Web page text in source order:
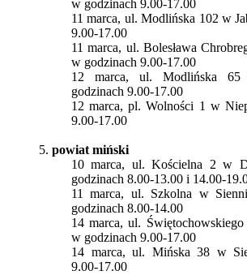
w godzinach 9.00-17.00
11 marca, ul. Modlińska 102 w
9.00-17.00
11 marca, ul. Bolesława
w godzinach 9.00-17.00
12 marca, ul. Modlińska
godzinach 9.00-17.00
12 marca, pl. Wolności 1 w
9.00-17.00
5. powiat miński
10 marca, ul. Kościelna 2 w
godzinach 8.00-13.00 i 14.00-
11 marca, ul. Szkolna w
godzinach 8.00-14.00
14 marca, ul.
w godzinach 9.00-17.00
14 marca, ul. Mińska 38 w
9.00-17.00